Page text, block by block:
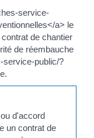
service-
a> le
de chantier
de réembauche
service-public/?
d'accord
un contrat de